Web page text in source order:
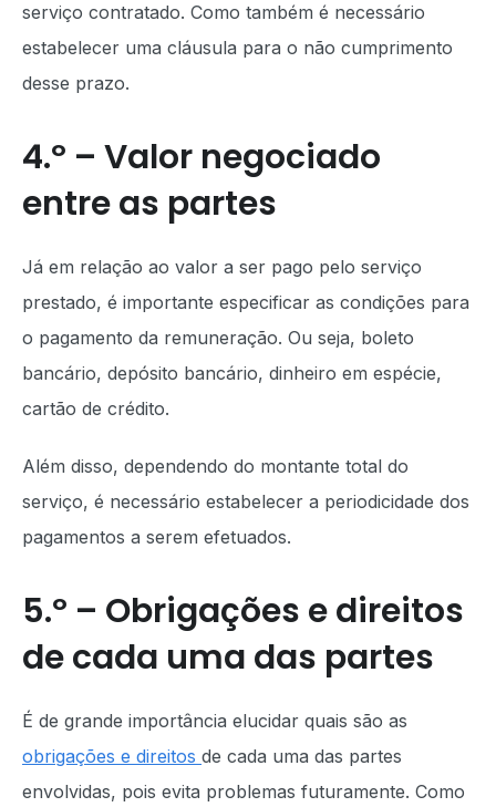
serviço contratado. Como também é necessário
estabelecer uma cláusula para o não cumprimento
desse prazo.
4.º – Valor negociado
entre as partes
Já em relação ao valor a ser pago pelo serviço
prestado, é importante especificar as condições para
o pagamento da remuneração. Ou seja, boleto
bancário, depósito bancário, dinheiro em espécie,
cartão de crédito.
Além disso, dependendo do montante total do
serviço, é necessário estabelecer a periodicidade dos
pagamentos a serem efetuados.
5.º – Obrigações e direitos
de cada uma das partes
É de grande importância elucidar quais são as
obrigações e direitos de cada uma das partes
envolvidas, pois evita problemas futuramente. Como